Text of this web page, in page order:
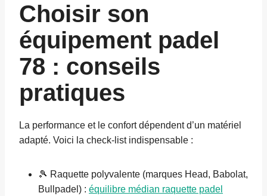
Choisir son
équipement padel
78 : conseils
pratiques
La performance et le confort dépendent d’un matériel
adapté. Voici la check-list indispensable :
🎾 Raquette polyvalente (marques Head, Babolat,
Bullpadel) : équilibre médian raquette padel